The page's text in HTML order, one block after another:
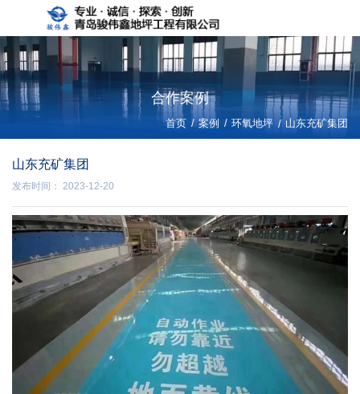
合作案例
首页 /案例 / 环氧地坪 / 山东充矿集团
山东充矿集团
发布时间： 2023-12-20